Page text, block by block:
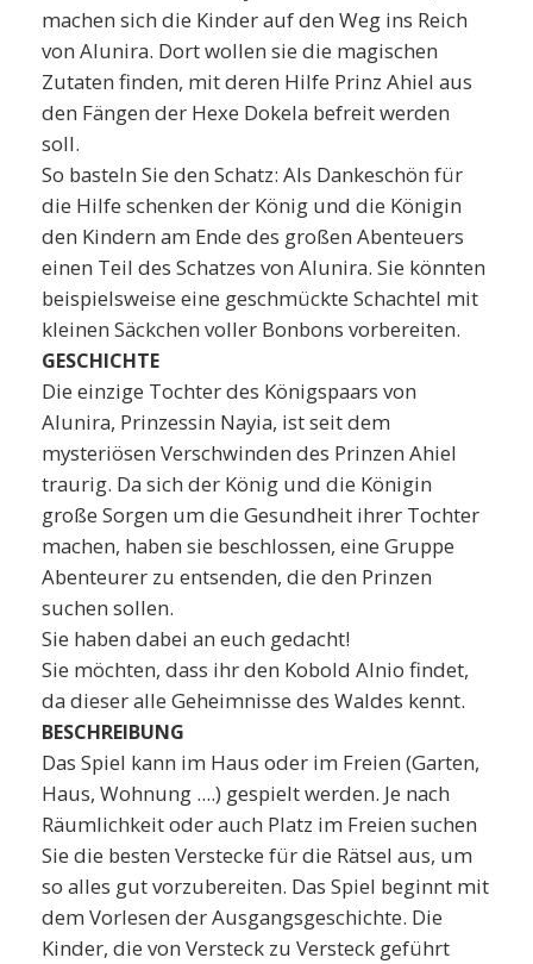
machen sich die Kinder auf den Weg ins Reich
von Alunira. Dort wollen sie die magischen
Zutaten finden, mit deren Hilfe Prinz Ahiel aus
den Fängen der Hexe Dokela befreit werden
soll.
So basteln Sie den Schatz: Als Dankeschön für
die Hilfe schenken der König und die Königin
den Kindern am Ende des großen Abenteuers
einen Teil des Schatzes von Alunira. Sie könnten
beispielsweise eine geschmückte Schachtel mit
kleinen Säckchen voller Bonbons vorbereiten.
GESCHICHTE
Die einzige Tochter des Königspaars von
Alunira, Prinzessin Nayia, ist seit dem
mysteriösen Verschwinden des Prinzen Ahiel
traurig. Da sich der König und die Königin
große Sorgen um die Gesundheit ihrer Tochter
machen, haben sie beschlossen, eine Gruppe
Abenteurer zu entsenden, die den Prinzen
suchen sollen.
Sie haben dabei an euch gedacht!
Sie möchten, dass ihr den Kobold Alnio findet,
da dieser alle Geheimnisse des Waldes kennt.
BESCHREIBUNG
Das Spiel kann im Haus oder im Freien (Garten,
Haus, Wohnung ....) gespielt werden. Je nach
Räumlichkeit oder auch Platz im Freien suchen
Sie die besten Verstecke für die Rätsel aus, um
so alles gut vorzubereiten. Das Spiel beginnt mit
dem Vorlesen der Ausgangsgeschichte. Die
Kinder, die von Versteck zu Versteck geführt